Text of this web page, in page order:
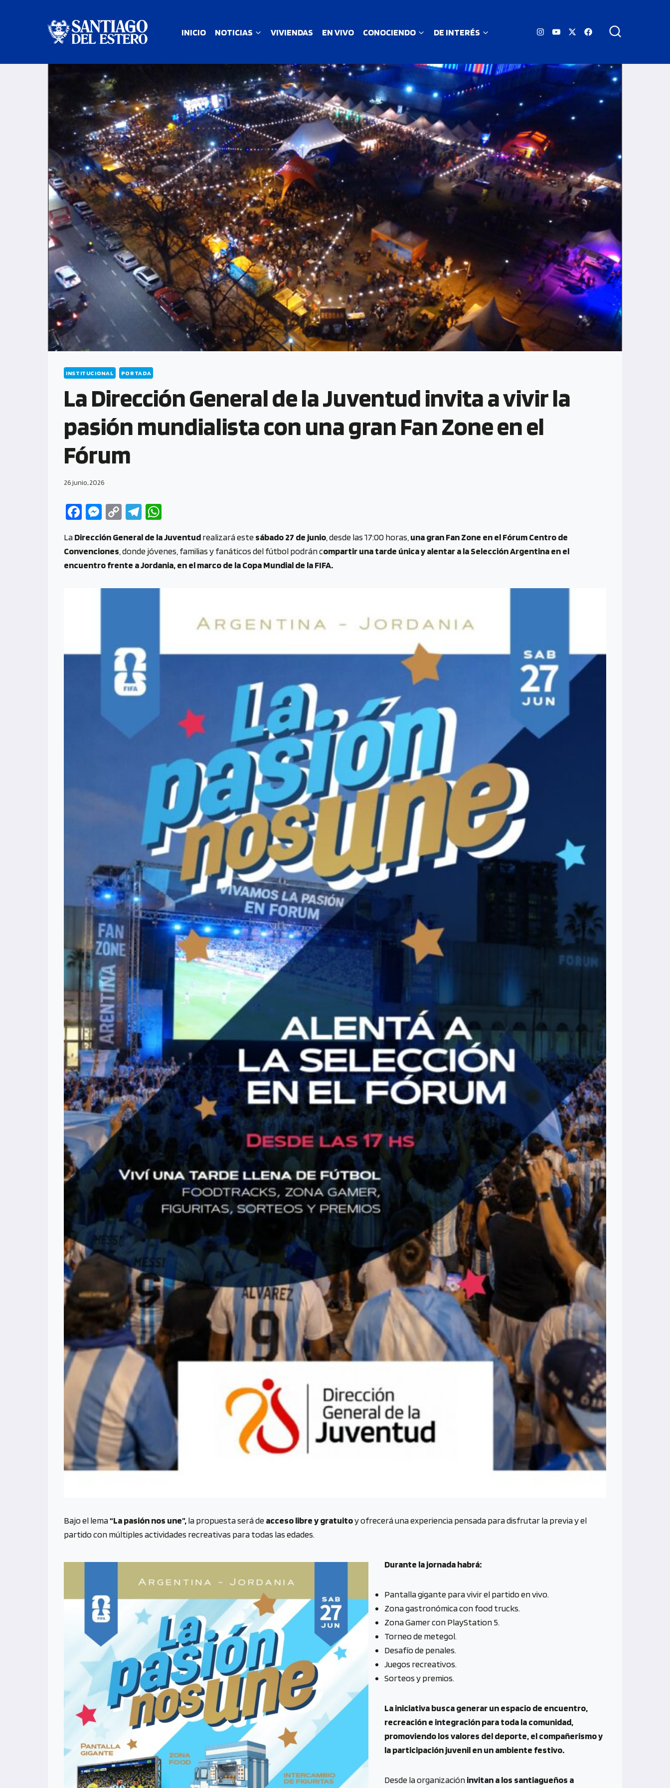
INICIO NOTICIAS VIVIENDAS EN VIVO CONOCIENDO DE INTERÉS
INSTITUCIONAL PORTADA
La Dirección General de la Juventud invita a vivir la
pasión mundialista con una gran Fan Zone en el
Fórum
26 junio, 2026
Fa
b
o
M
se
n
er
C
py
Li
k
Te
gr
a
at
s
LaDirección General de la Juventudrealizará estesábado 27 de junio , desde las 17:00 horas, una gran Fan Zone en el Fórum Centro de
Convenciones , donde jóvenes, familias y fanáticos del fútbol podrán compartir una tarde única y alentar a la Selección Argentina en el
encuentro frente a Jordania, en el marco de la Copa Mundial de la FIFA.
Bajo el lema“La pasión nos une”,la propuesta será deacceso libre y gratuitoy ofrecerá una experiencia pensada para disfrutar la previa y el
partido con múltiples actividades recreativas para todas las edades.
Durante la jornada habrá:
Pantalla gigante para vivir el partido en vivo.
Zona gastronómica con food trucks.
Zona Gamer con PlayStation 5.
Torneo de metegol.
Desafío de penales.
Juegos recreativos.
Sorteos y premios.
La iniciativa busca generar un espacio de encuentro,
recreación e integración para toda la comunidad,
promoviendo los valores del deporte, el compañerismo y
la participación juvenil en un ambiente festivo.
Desde la organizacióninvitan a los santiagueños a